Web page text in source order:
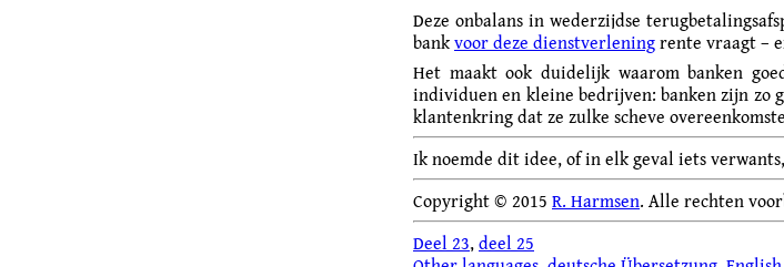
Deze onbalans in wederzijdse
bankvoor deze dienstverleningrente vraagt –
Het maakt ook duidelijk waarom banken
individuen en kleine bedrijven: banken zijn zo
klantenkring dat ze zulke scheve
Ik noemde dit idee, of in elk geval iets
Copyright © 2015 R. Harmsen. Alle rechten
Deel 23,deel 25